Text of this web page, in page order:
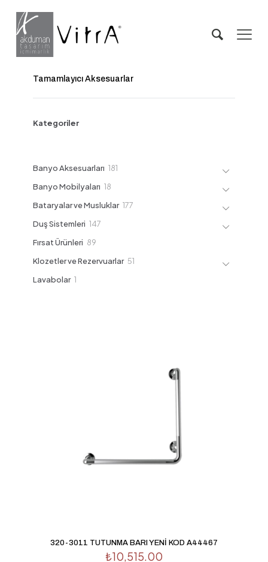
Tamamlayıcı Aksesuarlar
Kategoriler
Banyo Aksesuarları 181
Banyo Mobilyaları 18
Bataryalar ve Musluklar 177
Duş Sistemleri 147
Fırsat Ürünleri 89
Klozetler ve Rezervuarlar 51
Lavabolar 1
320-3011 TUTUNMA BARI YENİ KOD A44467
₺10,515.00